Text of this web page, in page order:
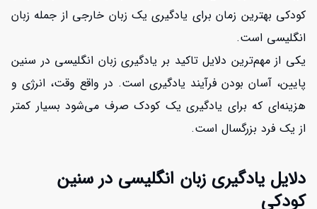
کودکی بهترین زمان برای یادگیری یک زبان خارجی از جمله زبان
انگلیسی است.
یکی از مهم‌ترین دلایل تاکید بر یادگیری زبان انگلیسی در سنین
پایین، آسان بودن فرآیند یادگیری است. در واقع وقت، انرژی و
هزینه‌ای که برای یادگیری یک کودک صرف می‌شود بسیار کمتر
از یک فرد بزرگسال است.
دلایل یادگیری زبان انگلیسی در سنین
کودکی